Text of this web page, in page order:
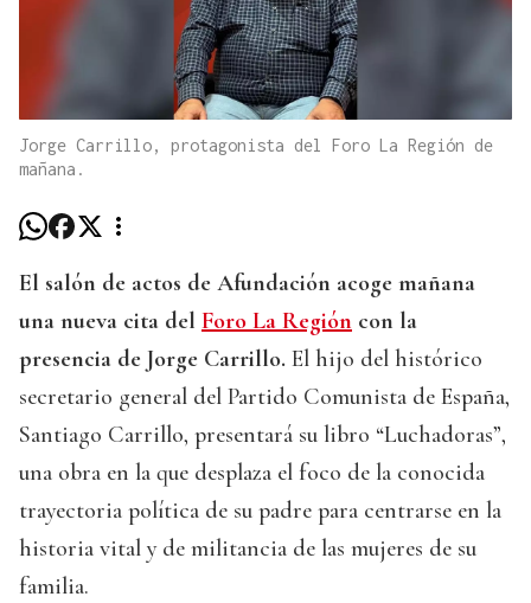
Jorge Carrillo, protagonista del Foro La Región de
mañana.
El salón de actos de Afundación acoge mañana
una nueva cita del Foro La Región con la
presencia de Jorge Carrillo. El hijo del histórico
secretario general del Partido Comunista de España,
Santiago Carrillo, presentará su libro “Luchadoras”,
una obra en la que desplaza el foco de la conocida
trayectoria política de su padre para centrarse en la
historia vital y de militancia de las mujeres de su
familia.